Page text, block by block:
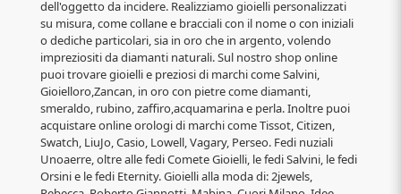
dell'oggetto da incidere. Realizziamo gioielli personalizzati
su misura, come collane e bracciali con il nome o con iniziali
o dediche particolari, sia in oro che in argento, volendo
impreziositi da diamanti naturali. Sul nostro shop online
puoi trovare gioielli e preziosi di marchi come Salvini,
Gioielloro,Zancan, in oro con pietre come diamanti,
smeraldo, rubino, zaffiro,acquamarina e perla. Inoltre puoi
acquistare online orologi di marchi come Tissot, Citizen,
Swatch, LiuJo, Casio, Lowell, Vagary, Perseo. Fedi nuziali
Unoaerre, oltre alle fedi Comete Gioielli, le fedi Salvini, le fedi
Orsini e le fedi Eternity. Gioielli alla moda di: 2jewels,